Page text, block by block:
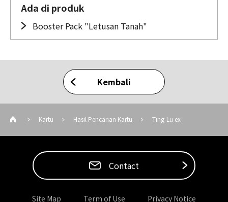
Ada di produk
Booster Pack "Letusan Tanah"
Kembali
Kartu Hasil Pencarian Kartu Ting-Lu ex
Contact
Site Map Term of Use Privacy Notice